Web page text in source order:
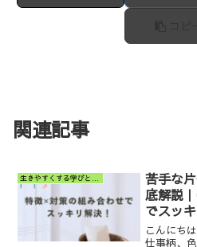
関連記事
苦手な
底解説
でスッ
こんにち
仕事柄、